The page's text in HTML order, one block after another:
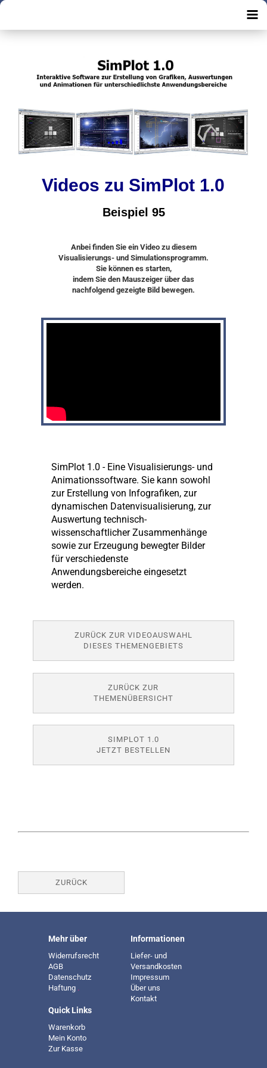
Videos zu SimPlot 1.0
Beispiel 95
Anbei finden Sie ein Video zu diesem
Visualisierungs- und Simulationsprogramm.
Sie können es starten,
indem Sie den Mauszeiger über das
nachfolgend gezeigte Bild bewegen.
SimPlot 1.0 - Eine Visualisierungs- und
Animationssoftware. Sie kann sowohl
zur Erstellung von Infografiken, zur
dynamischen Datenvisualisierung, zur
Auswertung technisch-
wissenschaftlicher Zusammenhänge
sowie zur Erzeugung bewegter Bilder
für verschiedenste
Anwendungsbereiche eingesetzt
werden.
ZURÜCK ZUR VIDEOAUSWAHL
DIESES THEMENGEBIETS
ZURÜCK ZUR
THEMENÜBERSICHT
SIMPLOT 1.0
JETZT BESTELLEN
ZURÜCK
Mehr über
Widerrufsrecht
AGB
Datenschutz
Haftung .
Informationen
Liefer- und
Versandkosten
Impressum
Über uns
Kontakt
Quick Links
Warenkorb
Mein Konto
Zur Kasse